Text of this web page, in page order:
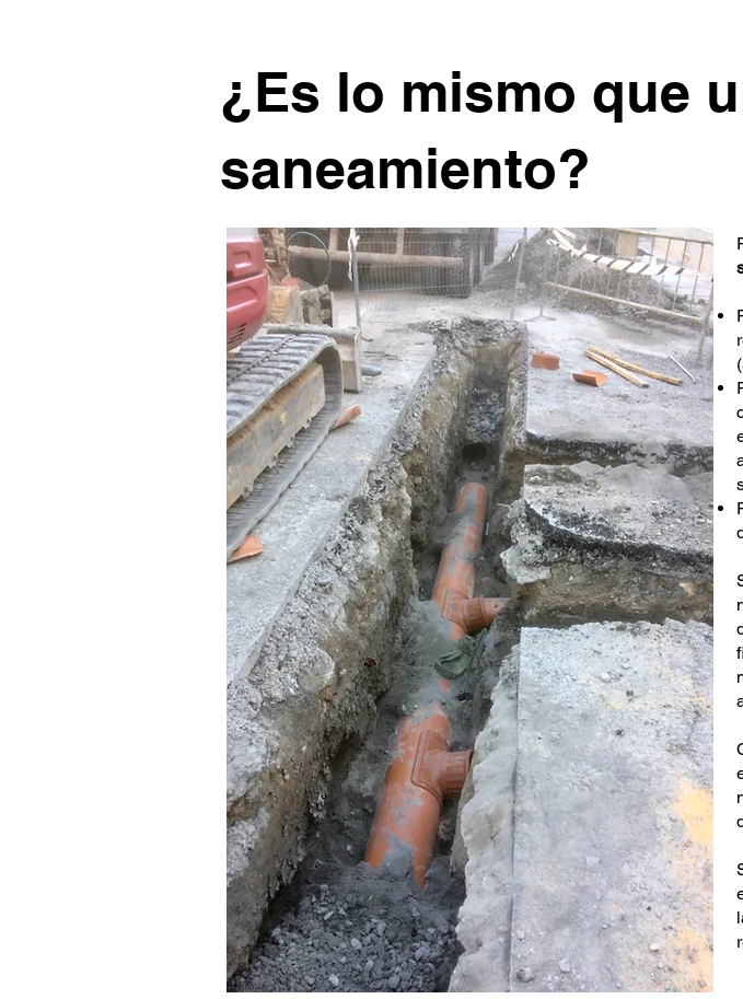
¿Es lo mismo que
saneamiento?